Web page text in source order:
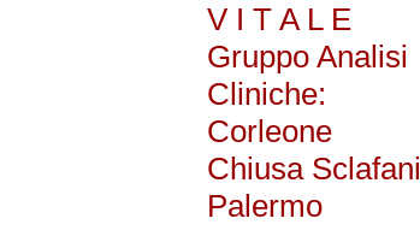
V I T A L E
Gruppo Analisi
Cliniche:
Corleone
Chiusa Sclafani
Palermo